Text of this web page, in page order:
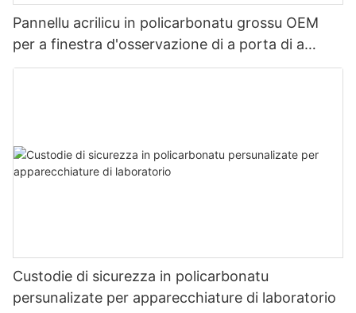
Pannellu acrilicu in policarbonatu grossu OEM
per a finestra d'osservazione di a porta di a
camera d'ossigenu
Custodie di sicurezza in policarbonatu
persunalizate per apparecchiature di laboratorio